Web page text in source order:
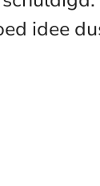
idee